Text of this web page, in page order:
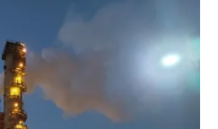
顯示，全台共有約910萬名，
風險暴露區；擴大風險暴露區
人，占全台七成。根據報告，
分別為高雄（50處）、桃園
其中桃園、台南的位於高暴露
，為全台最高，是石化空污